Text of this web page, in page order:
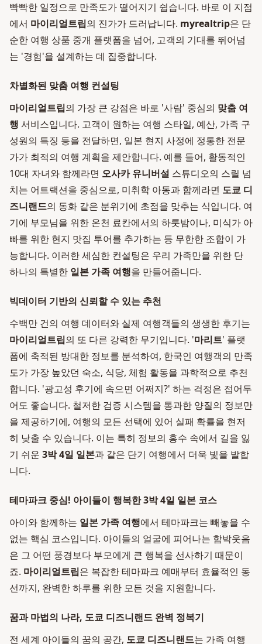
빡빡한 일정으로 만족도가 떨어지기 쉽습니다. 바로 이 지점
에서 마이리얼트립의 진가가 드러납니다. myrealtrip은 단
순한 여행 상품 중개 플랫폼을 넘어, 고객의 기대를 뛰어넘
는 '경험'을 설계하는 데 집중합니다.
차별화된 맞춤 여행 컨설팅
마이리얼트립의 가장 큰 강점은 바로 '사람' 중심의 맞춤 여
행 서비스입니다. 고객이 원하는 여행 스타일, 예산, 가족 구
성원의 특징 등을 전달하면, 일본 현지 사정에 정통한 전문
가가 최적의 여행 계획을 제안합니다. 예를 들어, 활동적인
10대 자녀와 함께라면 오사카 유니버설 스튜디오의 스릴 넘
치는 어트랙션을 중심으로, 미취학 아동과 함께라면 도쿄 디
즈니랜드의 동화 같은 분위기에 초점을 맞추는 식입니다. 여
기에 부모님을 위한 온천 료칸에서의 하룻밤이나, 미식가 아
빠를 위한 현지 맛집 투어를 추가하는 등 무한한 조합이 가
능합니다. 이러한 세심한 컨설팅은 우리 가족만을 위한 단
하나의 특별한 일본 가족 여행을 만들어줍니다.
빅데이터 기반의 신뢰할 수 있는 추천
수백만 건의 여행 데이터와 실제 여행객들의 생생한 후기는
마이리얼트립의 또 다른 강력한 무기입니다. '마리트' 플랫
폼에 축적된 방대한 정보를 분석하여, 한국인 여행객의 만족
도가 가장 높았던 숙소, 식당, 체험 활동을 과학적으로 추천
합니다. '광고성 후기에 속으면 어쩌지?' 하는 걱정은 접어두
어도 좋습니다. 철저한 검증 시스템을 통과한 양질의 정보만
을 제공하기에, 여행의 모든 선택에 있어 실패 확률을 현저
히 낮출 수 있습니다. 이는 특히 정보의 홍수 속에서 길을 잃
기 쉬운 3박 4일 일본과 같은 단기 여행에서 더욱 빛을 발합
니다.
테마파크 중심! 아이들이 행복한 3박 4일 일본 코스
아이와 함께하는 일본 가족 여행에서 테마파크는 빼놓을 수
없는 핵심 코스입니다. 아이들의 얼굴에 피어나는 함박웃음
은 그 어떤 풍경보다 부모에게 큰 행복을 선사하기 때문이
죠. 마이리얼트립은 복잡한 테마파크 예매부터 효율적인 동
선까지, 완벽한 하루를 위한 모든 것을 지원합니다.
꿈과 마법의 나라, 도쿄 디즈니랜드 완벽 정복기
전 세계 아이들의 꿈의 공간, 도쿄 디즈니랜드는 가족 여행